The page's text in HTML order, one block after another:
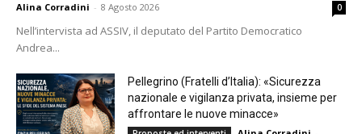
Alina Corradini - 8 Agosto 2026 0
Nell’intervista ad ASSIV, il deputato del Partito Democratico
Andrea...
Pellegrino (Fratelli d’Italia): «Sicurezza
nazionale e vigilanza privata, insieme per
affrontare le nuove minacce»